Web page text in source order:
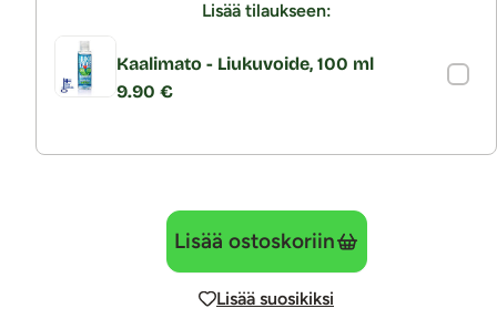
Lisää tilaukseen:
Kaalimato - Liukuvoide, 100 ml
9.90 €
Lisää ostoskoriin
Lisää suosikiksi